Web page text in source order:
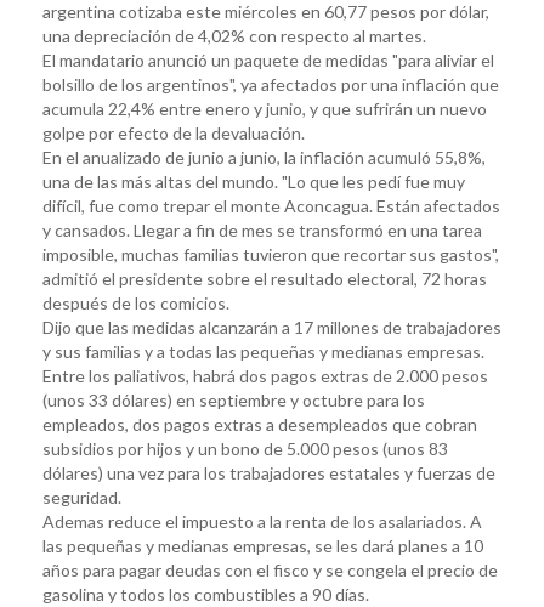
argentina cotizaba este miércoles en 60,77 pesos por dólar,
una depreciación de 4,02% con respecto al martes.
El mandatario anunció un paquete de medidas "para aliviar el
bolsillo de los argentinos", ya afectados por una inflación que
acumula 22,4% entre enero y junio, y que sufrirán un nuevo
golpe por efecto de la devaluación.
En el anualizado de junio a junio, la inflación acumuló 55,8%,
una de las más altas del mundo. "Lo que les pedí fue muy
difícil, fue como trepar el monte Aconcagua. Están afectados
y cansados. Llegar a fin de mes se transformó en una tarea
imposible, muchas familias tuvieron que recortar sus gastos",
admitió el presidente sobre el resultado electoral, 72 horas
después de los comicios.
Dijo que las medidas alcanzarán a 17 millones de trabajadores
y sus familias y a todas las pequeñas y medianas empresas.
Entre los paliativos, habrá dos pagos extras de 2.000 pesos
(unos 33 dólares) en septiembre y octubre para los
empleados, dos pagos extras a desempleados que cobran
subsidios por hijos y un bono de 5.000 pesos (unos 83
dólares) una vez para los trabajadores estatales y fuerzas de
seguridad.
Ademas reduce el impuesto a la renta de los asalariados. A
las pequeñas y medianas empresas, se les dará planes a 10
años para pagar deudas con el fisco y se congela el precio de
gasolina y todos los combustibles a 90 días.